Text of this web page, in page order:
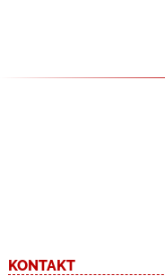
KONTAKT